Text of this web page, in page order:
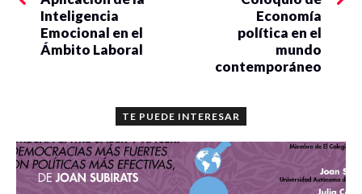
Implementación de un modelo innovador:
nuevas estrategias educativas en nutrición
escolar
Colegio de la Frontera NorteyUniversidad Estatal
de Arizona
La NEM y el medio ambiente: la ruta desde la
capacitación docente
Inteligencia
Emocional en el
Ámbito Laboral
Economía
política en el
mundo
contemporáneo
TE PUEDE INTERESAR